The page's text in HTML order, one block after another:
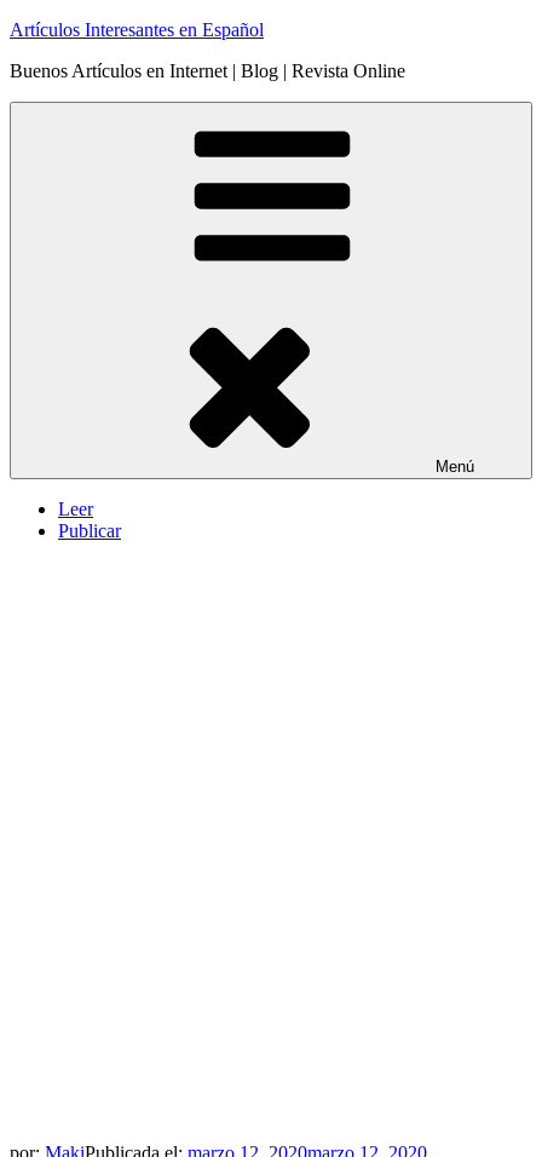
Saltar
contenido
Artículos Interesantes en Español
Buenos Artículos en Internet | Blog | Revista Online
Menú
Leer
Publicar
por: MakiPublicada el: marzo 12, 2020marzo 12, 2020